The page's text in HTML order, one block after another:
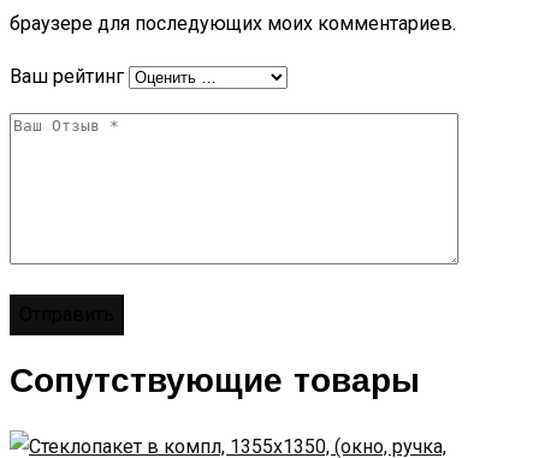
браузере для последующих моих комментариев.
Ваш рейтинг
Сопутствующие товары